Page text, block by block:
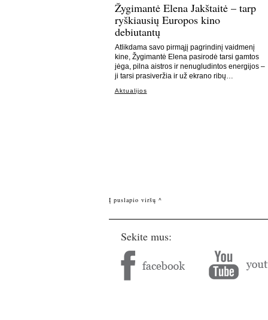
Žygimantė Elena Jakštaitė – tarp
ryškiausių Europos kino
debiutantų
Atlikdama savo pirmąjį pagrindinį vaidmenį
kine, Žygimantė Elena pasirodė tarsi gamtos
jėga, pilna aistros ir nenugludintos energijos –
ji tarsi prasiveržia ir už ekrano ribų…
Aktualijos
Į puslapio viršų ^
Sekite mus: